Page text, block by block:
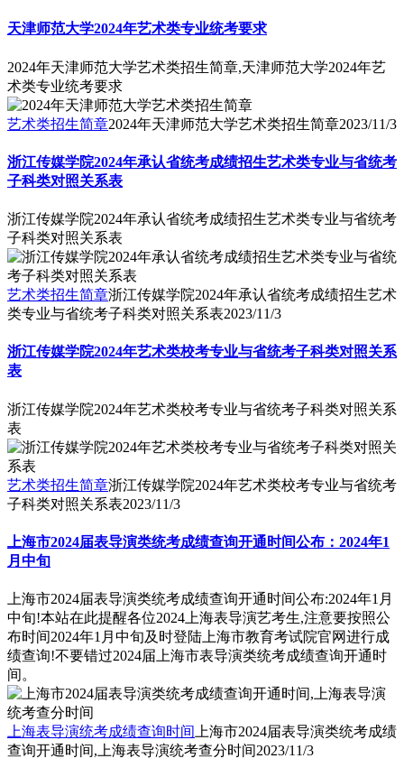
天津师范大学2024年艺术类专业统考要求
2024年天津师范大学艺术类招生简章,天津师范大学2024年艺
术类专业统考要求
艺术类招生简章2024年天津师范大学艺术类招生简章2023/11/3
浙江传媒学院2024年承认省统考成绩招生艺术类专业与省统考
子科类对照关系表
浙江传媒学院2024年承认省统考成绩招生艺术类专业与省统考
子科类对照关系表
艺术类招生简章浙江传媒学院2024年承认省统考成绩招生艺术
类专业与省统考子科类对照关系表2023/11/3
浙江传媒学院2024年艺术类校考专业与省统考子科类对照关系
表
浙江传媒学院2024年艺术类校考专业与省统考子科类对照关系
表
艺术类招生简章浙江传媒学院2024年艺术类校考专业与省统考
子科类对照关系表2023/11/3
上海市2024届表导演类统考成绩查询开通时间公布：2024年1
月中旬
上海市2024届表导演类统考成绩查询开通时间公布:2024年1月
中旬!本站在此提醒各位2024上海表导演艺考生,注意要按照公
布时间2024年1月中旬及时登陆上海市教育考试院官网进行成
绩查询!不要错过2024届上海市表导演类统考成绩查询开通时
间。
上海表导演统考成绩查询时间 上海市2024届表导演类统考成绩
查询开通时间,上海表导演统考查分时间2023/11/3